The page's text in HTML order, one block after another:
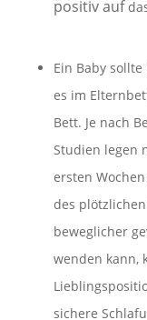
positiv auf
Ein Baby
es im
Bett. Je nach
Studien legen
ersten
des
beweglicher
wenden kann,
sichere